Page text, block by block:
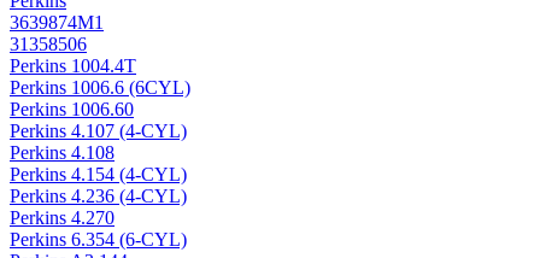
3639874M1
31358506
Perkins 1004.4T
Perkins 1006.6 (6CYL)
Perkins 1006.60
Perkins 4.107 (4-CYL)
Perkins 4.108
Perkins 4.154 (4-CYL)
Perkins 4.236 (4-CYL)
Perkins 4.270
Perkins 6.354 (6-CYL)